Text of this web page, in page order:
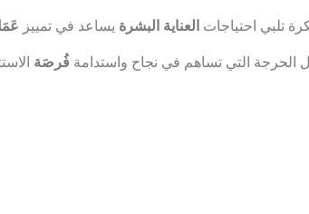
تلبي احتياجات العناية البشرة يساعد في تمييز
الحرجة التي تساهم في نجاح واستدامة فُرصَة